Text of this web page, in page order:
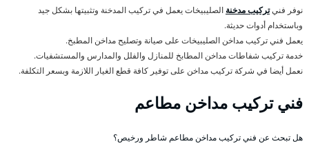
نوفر فنيتركيب مدخنة الصليبيخات يعمل في تركيب المدخنة وتثبيتها بشكل جيد
وباستخدام أدوات حديثة.
يعمل فني تركيب مداخن الصليبيخات على صيانة وتصليح مداخن المطبخ.
خدمة تركيب شفاطات مداخن المطابخ للمنازل والفلل والمدارس والمستشفيات.
نعمل أيضا في شركة تركيب مداخن على توفير كافة قطع الغيار اللازمة وبسعر التكلفة.
فني تركيب مداخن مطاعم
هل تبحث عن فني تركيب مداخن مطاعم شاطر ورخيص؟